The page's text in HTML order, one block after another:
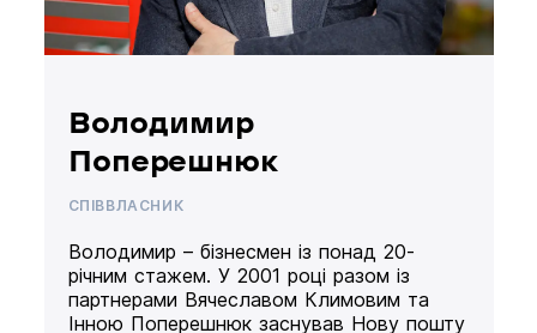
Володимир
Поперешнюк
СПІВВЛАСНИК
Володимир – бізнесмен із понад 20-
річним стажем. У 2001 році разом із
партнерами Вячеславом Климовим та
Інною Поперешнюк заснував Нову пошту